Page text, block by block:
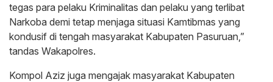
tegas para pelaku Kriminalitas dan pelaku yang terlibat
Narkoba demi tetap menjaga situasi Kamtibmas yang
kondusif di tengah masyarakat Kabupaten Pasuruan,”
tandas Wakapolres.
Kompol Aziz juga mengajak masyarakat Kabupaten